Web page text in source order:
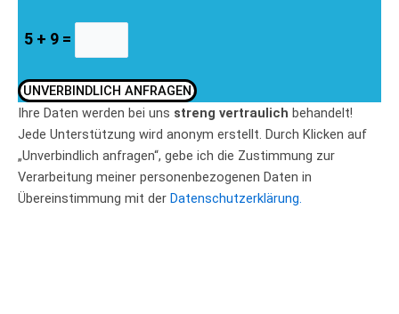
5 + 9 =
UNVERBINDLICH ANFRAGEN
Ihre Daten werden bei uns streng vertraulich behandelt!
Jede Unterstützung wird anonym erstellt. Durch Klicken auf
„Unverbindlich anfragen“, gebe ich die Zustimmung zur
Verarbeitung meiner personenbezogenen Daten in
Übereinstimmung mit der Datenschutzerklärung.